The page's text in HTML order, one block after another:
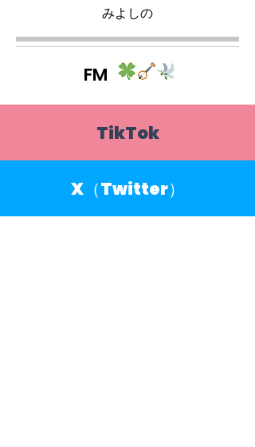
みよしの
FM
TikTok
X（Twitter）